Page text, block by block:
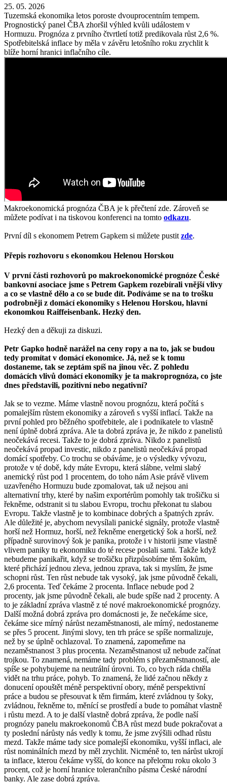
25. 05. 2026
Tuzemská ekonomika letos poroste dvouprocentním tempem.
Prognostický panel ČBA zhoršil výhled kvůli událostem v
Hormuzu. Prognóza z prvního čtvrtletí totiž predikovala růst 2,6 %.
Spotřebitelská inflace by měla v závěru letošního roku zrychlit k
blíže horní hranici inflačního cíle.
Makroekonomická prognóza ČBA je k přečtení zde. Zároveň se
můžete podívat i na tiskovou konferenci na tomto odkazu.
První díl s ekonomem Petrem Gapkem si můžete pustit zde.
Přepis rozhovoru s ekonomkou Helenou Horskou
V první části rozhovorů po makroekonomické prognóze České
bankovní asociace jsme s Petrem Gapkem rozebírali vnější vlivy
a co se vlastně dělo a co se bude dít. Podíváme se na to trošku
podrobněji z domácí ekonomiky s Helenou Horskou, hlavní
ekonomkou Raiffeisenbank. Hezký den.
Hezký den a děkuji za diskuzi.
Petr Gapko hodně narážel na ceny ropy a na to, jak se budou
tedy promítat v domácí ekonomice. Já, než se k tomu
dostaneme, tak se zeptám spíš na jinou věc. Z pohledu
domácích vlivů domácí ekonomiky je ta makroprognóza, co jste
dnes představili, pozitivní nebo negativní?
Jak se to vezme. Máme vlastně novou prognózu, která počítá s
pomalejším růstem ekonomiky a zároveň s vyšší inflací. Takže na
první pohled pro běžného spotřebitele, ale i podnikatele to vlastně
není úplně dobrá zpráva. Ale ta dobrá zpráva je, že nikdo z panelistů
neočekává recesi. Takže to je dobrá zpráva. Nikdo z panelistů
neočekává propad investic, nikdo z panelistů neočekává propad
domácí spotřeby. Co trochu se obáváme, je o výsledky vývozu,
protože v té době, kdy máte Evropu, která slábne, velmi slabý
anemický růst pod 1 procentem, do toho nám Asie právě vlivem
uzavřeného Hormuzu bude zpomalovat, tak už nejsou ani
alternativní trhy, které by našim exportérům pomohly tak trošičku si
řekněme, odstranit si tu slabou Evropu, trochu překonat tu slabou
Evropu. Takže vlastně je to kombinace dobrých a špatných zpráv.
Ale důležité je, abychom nevysílali panické signály, protože vlastně
horší než Hormuz, horší, než řekněme energetický šok a horší, než
případně surovinový šok je panika, protože i v historii jsme vlastně
vlivem paniky tu ekonomiku do té recese poslali sami. Takže když
nebudeme panikařit, když se trošičku přizpůsobíme těm šokům,
které přichází jednou zleva, jednou zprava, tak si myslím, že jsme
schopni růst. Ten růst nebude tak vysoký, jak jsme původně čekali,
2,6 procenta. Teď čekáme 2 procenta. Inflace nebude pod 2
procenty, jak jsme původně čekali, ale bude spíše nad 2 procenty. A
to je základní zpráva vlastně z té nové makroekonomické prognózy.
Další možná dobrá zpráva pro domácnosti je, že nečekáme sice,
čekáme sice mírný nárůst nezaměstnanosti, ale mírný, nedostaneme
se přes 5 procent. Jinými slovy, ten trh práce se spíše normalizuje,
než by se úplně ochlazoval. To znamená, zapomeňme na
nezaměstnanost 3 plus procenta. Nezaměstnanost už nebude začínat
trojkou. To znamená, nemáme tady problém s přezaměstnaností, ale
spíše se pohybujeme na neutrální úrovni. To, co bych ráda chtěla
vidět na trhu práce, pohyb. To znamená, že lidé začnou někdy z
donucení opouštět méně perspektivní obory, méně perspektivní
práce a budou se přesouvat k těm firmám, které zvládnou ty šoky,
zvládnou, řekněme to, měnící se prostředí a bude to pomáhat vlastně
i růstu mezd. A to je další vlastně dobrá zpráva, že podle naší
prognózy panelu makroekonomů ČBA růst mezd bude pokračovat a
ty poslední nárůsty nás vedly k tomu, že jsme zvýšili odhad růstu
mezd. Takže máme tady sice pomalejší ekonomiku, vyšší inflaci, ale
růst nominálních mezd by měl zrychlit. Nicméně to, ten nárůst ukrojí
ta inflace, kterou čekáme vyšší, do konce na přelomu roku okolo 3
procent, což je horní hranice tolerančního pásma České národní
banky. Ale zase dobrá zpráva.